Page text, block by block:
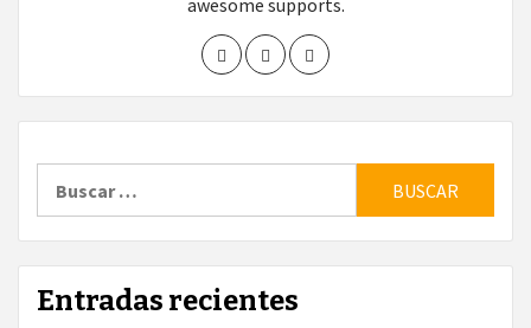
awesome supports.
Entradas recientes